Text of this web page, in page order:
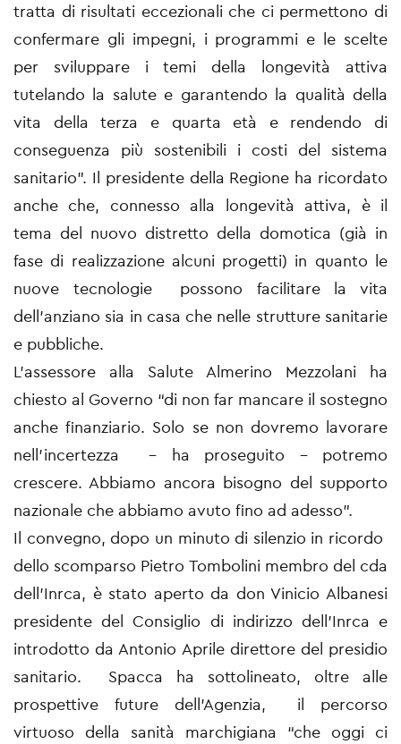
tratta di risultati eccezionali che ci permettono di
confermare gli impegni, i programmi e le scelte
per sviluppare i temi della longevità attiva
tutelando la salute e garantendo la qualità della
vita della terza e quarta età e rendendo di
conseguenza più sostenibili i costi del sistema
sanitario”. Il presidente della Regione ha ricordato
anche che, connesso alla longevità attiva, è il
tema del nuovo distretto della domotica (già in
fase di realizzazione alcuni progetti) in quanto le
nuove tecnologie possono facilitare la vita
dell’anziano sia in casa che nelle strutture sanitarie
e pubbliche.
L’assessore alla Salute Almerino Mezzolani ha
chiesto al Governo “di non far mancare il sostegno
anche finanziario. Solo se non dovremo lavorare
nell’incertezza – ha proseguito – potremo
crescere. Abbiamo ancora bisogno del supporto
nazionale che abbiamo avuto fino ad adesso”.
Il convegno, dopo un minuto di silenzio in ricordo
dello scomparso Pietro Tombolini membro del cda
dell’Inrca, è stato aperto da don Vinicio Albanesi
presidente del Consiglio di indirizzo dell’Inrca e
introdotto da Antonio Aprile direttore del presidio
sanitario. Spacca ha sottolineato, oltre alle
prospettive future dell’Agenzia, il percorso
virtuoso della sanità marchigiana “che oggi ci